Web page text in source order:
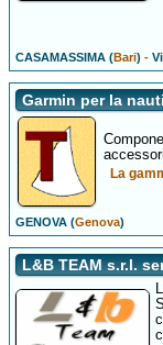
CASAMASSIMA (Bari) -
Garmin per la
La
GENOVA (Genova)
L&B TEAM s.r.l.